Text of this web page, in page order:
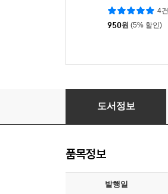
4건
950원 (5% 할인)
샨냐에서 빤냐로
도서정보
품목정보
발행일